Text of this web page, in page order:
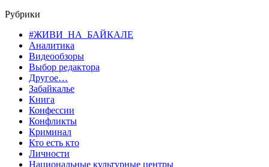
Рубрики
#ЖИВИ_НА_БАЙКАЛЕ
Аналитика
Видеообзоры
Выбор редактора
Другое…
Забайкалье
Книга
Конфессии
Конфликты
Криминал
Кто есть кто
Личности
Национальные культурные центры